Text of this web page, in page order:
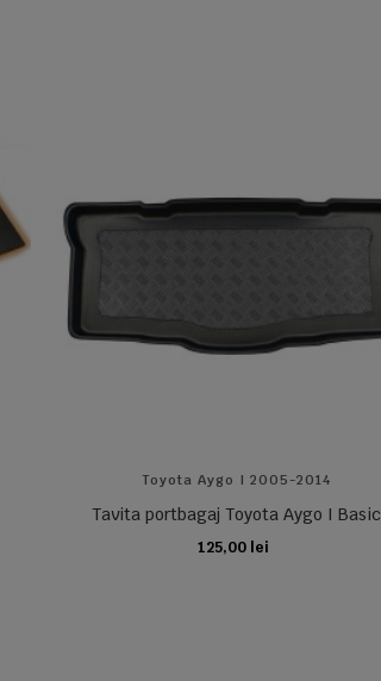
Toyota Aygo I 2005-2014
Tavita portbagaj Toyota Aygo I Basic
125,00 lei
ADAUGA IN COS